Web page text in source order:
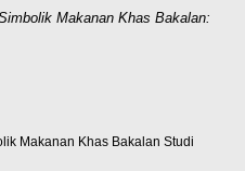
Makanan Khas Bakalan:
Makanan Khas Bakalan Studi